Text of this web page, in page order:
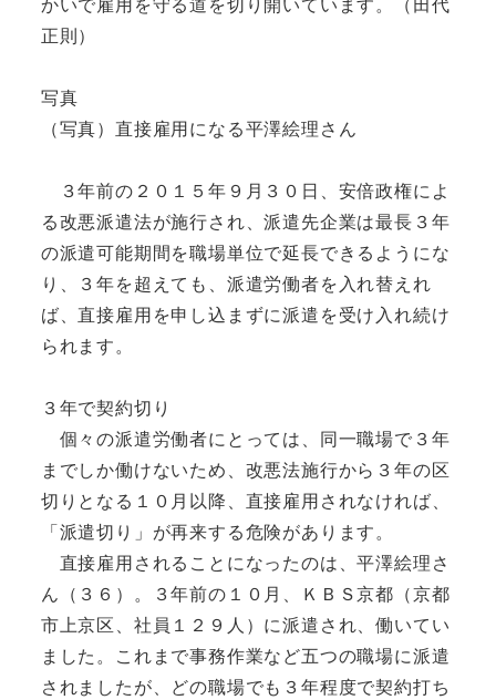
正則）
写真
（写真）直接雇用になる平澤絵理さん
３年前の２０１５年９月３０日、安倍政権によ
る改悪派遣法が施行され、派遣先企業は最長３年
の派遣可能期間を職場単位で延長できるようにな
り、３年を超えても、派遣労働者を入れ替えれ
ば、直接雇用を申し込まずに派遣を受け入れ続け
られます。
３年で契約切り
個々の派遣労働者にとっては、同一職場で３年
までしか働けないため、改悪法施行から３年の区
切りとなる１０月以降、直接雇用されなければ、
「派遣切り」が再来する危険があります。
直接雇用されることになったのは、平澤絵理さ
ん（３６）。３年前の１０月、ＫＢＳ京都（京都
市上京区、社員１２９人）に派遣され、働いてい
ました。これまで事務作業など五つの職場に派遣
されましたが、どの職場でも３年程度で契約打ち